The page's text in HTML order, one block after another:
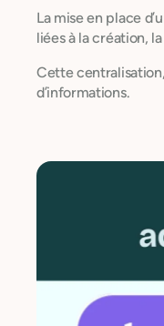
La mise en place
liées à la création,
Cette
d’informations.